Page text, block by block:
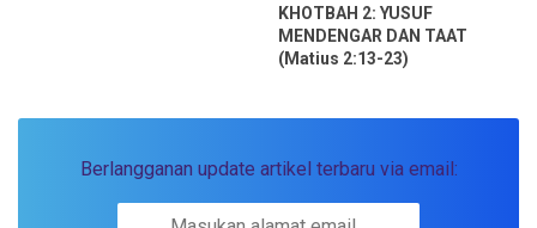
KHOTBAH 2: YUSUF
MENDENGAR DAN TAAT
(Matius 2:13-23)
Berlangganan update artikel terbaru via email: